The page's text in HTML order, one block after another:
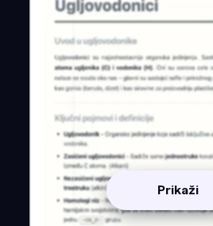
Prikaži